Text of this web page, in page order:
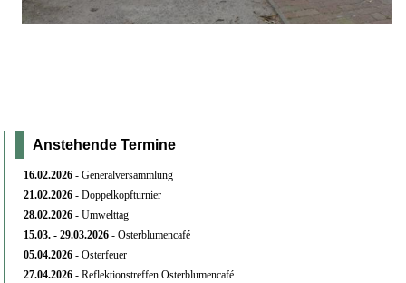
Anstehende Termine
16.02.2026 - Generalversammlung
21.02.2026 - Doppelkopfturnier
28.02.2026 - Umwelttag
15.03. - 29.03.2026 - Osterblumencafé
05.04.2026 - Osterfeuer
27.04.2026 - Reflektionstreffen Osterblumencafé